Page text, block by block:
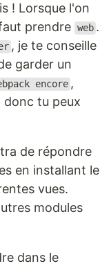
! Lorsque l'on
prendre web .
, je te conseille
garder un
encore ,
donc tu peux
de répondre
en installant le
vues.
modules
dans le